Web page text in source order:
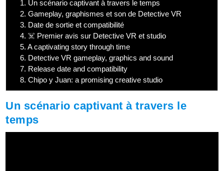
1. Un scénario captivant à travers le temps
2. Gameplay, graphismes et son de Detective VR
3. Date de sortie et compatibilité
4. ☠️ Premier avis sur Detective VR et studio
5. A captivating story through time
6. Detective VR gameplay, graphics and sound
7. Release date and compatibility
8. Chipo y Juan: a promising creative studio
Un scénario captivant à travers le
temps